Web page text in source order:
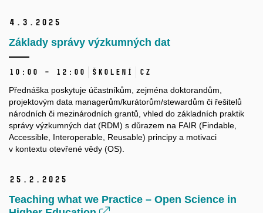
4. 3. 2025
Základy správy výzkumných dat
10:00 – 12:00 Školení CZ
Přednáška poskytuje účastníkům, zejména doktorandům,
projektovým data managerům/kurátorům/stewardům či řešitelů
národních či mezinárodních grantů, vhled do základních praktik
správy výzkumných dat (RDM) s důrazem na FAIR (Findable,
Accessible, Interoperable, Reusable) principy a motivaci
v kontextu otevřené vědy (OS).
25. 2. 2025
Teaching what we Practice – Open Science in